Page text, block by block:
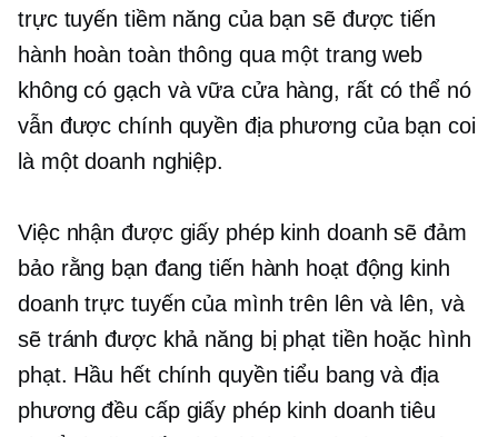
trực tuyến tiềm năng của bạn sẽ được tiến
hành hoàn toàn thông qua một trang web
không cógạch và vữa cửa hàng, rất có thể nó
vẫn được chính quyền địa phương của bạn coi
là một doanh nghiệp.
Việc nhận được giấy phép kinh doanh sẽ đảm
bảo rằng bạn đang tiến hành hoạt động kinh
doanh trực tuyến của mình trên lên và lên, và
sẽ tránh được khả năng bị phạt tiền hoặc hình
phạt. Hầu hết chính quyền tiểu bang và địa
phương đều cấp giấy phép kinh doanh tiêu